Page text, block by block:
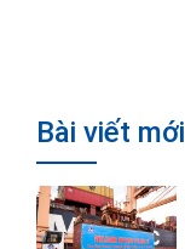
Bài viết mới